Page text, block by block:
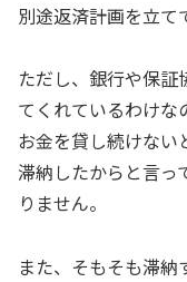
別途返済計画を立て
ただし、銀行や保証
てくれているわけな
お金を貸し続けない
滞納したからと言っ
りません。
また、そもそも滞納